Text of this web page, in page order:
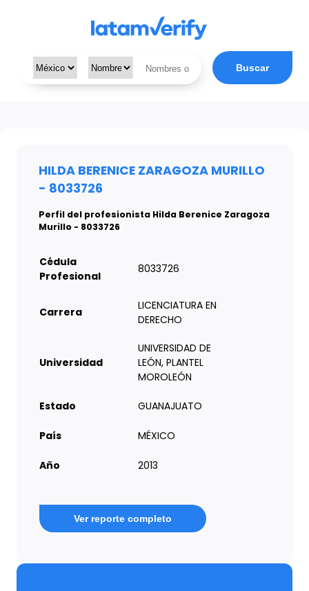
Buscar
HILDA BERENICE ZARAGOZA MURILLO
- 8033726
Perfil del profesionista Hilda Berenice Zaragoza
Murillo - 8033726
Cédula
Profesional
8033726
Carrera
LICENCIATURA EN
DERECHO
Universidad
UNIVERSIDAD DE
LEÓN, PLANTEL
MOROLEÓN
Estado GUANAJUATO
País MÉXICO
Año 2013
Ver reporte completo